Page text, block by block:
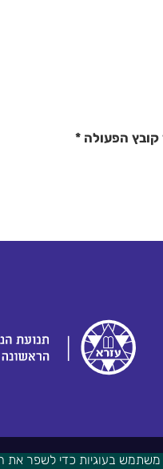
בעוגיות כדי לשפר את
קובץ הפעולה *